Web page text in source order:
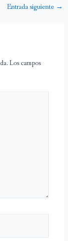
Entrada siguiente →
Los campos